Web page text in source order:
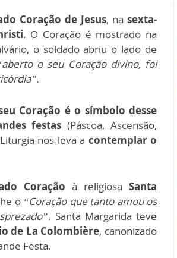
Coração de Jesus, nasexta-
. O Coração é mostrado na
o soldado abriu o lado de
o seu Coração divino, foi
Coração é o símbolo desse
festas (Páscoa, Ascensão,
nos leva a contemplar o
Coração à religiosaSanta
o “Coração que tanto amou os
. Santa Margarida teve
de La Colombière, canonizado
Festa.